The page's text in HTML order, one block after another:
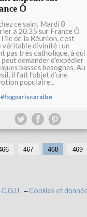
Ô
ce saint Mardi 8
à 20.35 sur France Ô
de la Réunion, c’est
véritable divinité : un
pas très catholique, à qui
peut demander d’expédier
basses besognes. Au
il fait l’objet d’une
populaire...
#fxgpariscaraibe
467 468 469
C.G.U. Cookies et